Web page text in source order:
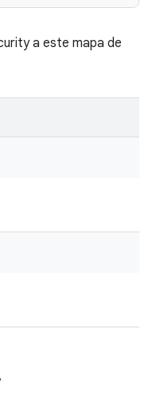
a este mapa de